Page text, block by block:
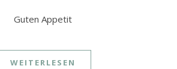
Guten Appetit
WEITERLESEN